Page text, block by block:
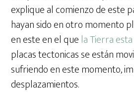
explique al comienzo de este
hayan sido en otro momento
en este en el que la Tierra
placas tectonicas se están
sufriendo en este momento,
desplazamientos.